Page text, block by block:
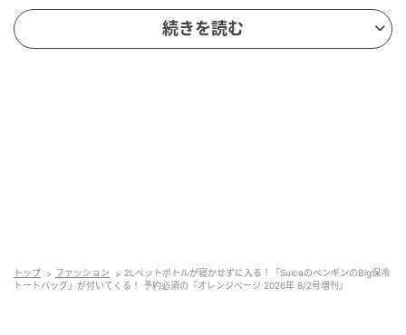
『オレンジページ 2026年 8/2号増刊』の
続きを読む
トップ ファッション
2Lペットボトルが寝かせずに入る！「SuicaのペンギンのBig保冷
トートバッグ」が付いてくる！ 予約必須の『オレンジページ 2026年 8/2号増刊』